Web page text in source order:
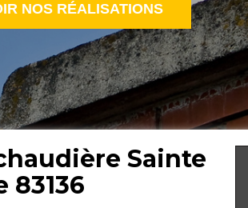
NOS RÉALISATIONS
Sainte
83136